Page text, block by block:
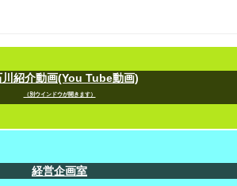
川紹介動画(You Tube動画)
（別ウインドウが開きます）
経営企画室